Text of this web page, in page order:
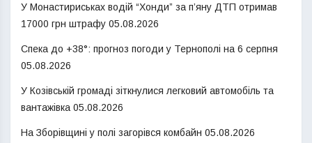
У Монастириськах водій “Хонди” за п’яну ДТП отримав
17000 грн штрафу 05.08.2026
Спека до +38°: прогноз погоди у Тернополі на 6 серпня
05.08.2026
У Козівській громаді зіткнулися легковий автомобіль та
вантажівка 05.08.2026
На Зборівщині у полі загорівся комбайн 05.08.2026